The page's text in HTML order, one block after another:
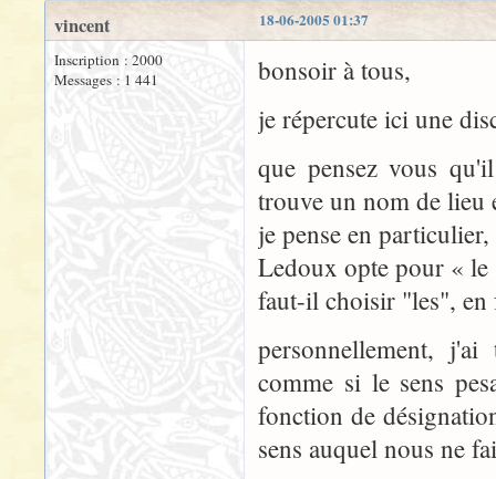
18-06-2005 01:37
vincent
Inscription : 2000
Messages : 1 441
bonsoir à tous,
je répercute ici une
que pensez vous
trouve un nom de lieu
je pense en
Ledoux opte pour «
faut-il choisir "les", en
personnellement,
comme si le sens
fonction de
sens auquel nous ne